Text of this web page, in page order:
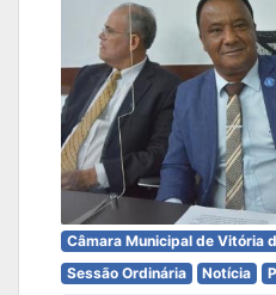
Câmara Municipal de Vitória
Sessão Ordinária
Notícia